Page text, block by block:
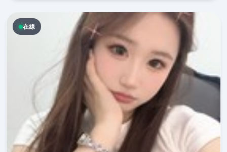
在線